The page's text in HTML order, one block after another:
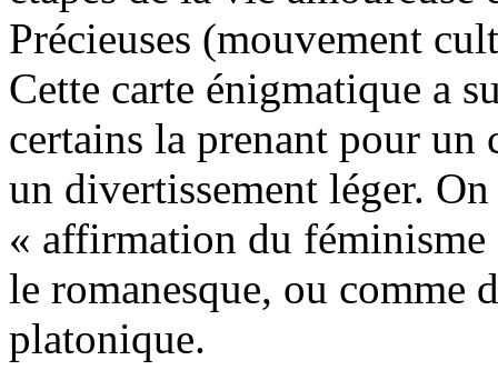
Précieuses (mouvement
Cette carte énigmatique a
certains la prenant pour un
un divertissement léger.
« affirmation du féminisme
le romanesque, ou comme
platonique.